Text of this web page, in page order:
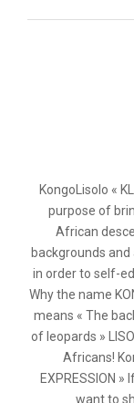
KongoLisolo «
purpose of
African
backgrounds
in order to self-
Why the name
means « The
of leopards »
Africans!
EXPRESSION
want to